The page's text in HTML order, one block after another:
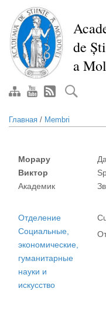
Перейти
основному
содержанию
de
a
Главная / Membri
Морару
Виктор
Академик
Отделение
Социальные,
экономические,
гуманитарные
науки и
искусство